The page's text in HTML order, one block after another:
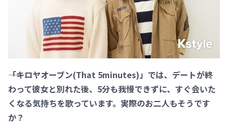
――「キロヤオーブン(That 5minutes)」では、デートが終
わって彼女と別れた後、5分も我慢できずに、すぐ会いた
くなる気持ちを歌っています。実際のお二人もそうです
か？